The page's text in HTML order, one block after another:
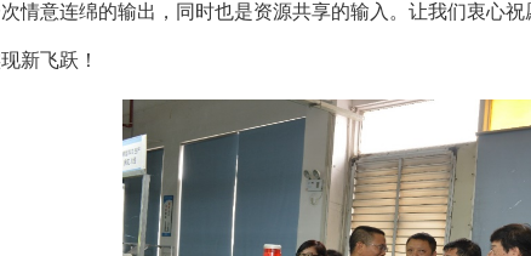
情意连绵的输出，同时也是资源共享的输入。让我们衷心
新飞跃！